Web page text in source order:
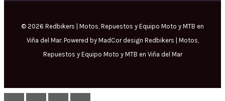
© 2026 Redbikers | Motos, Repuestos y Equipo Moto y MTB en
Viña del Mar. Powered by MadCor design Redbikers | Motos,
Repuestos y Equipo Moto y MTB en Viña del Mar